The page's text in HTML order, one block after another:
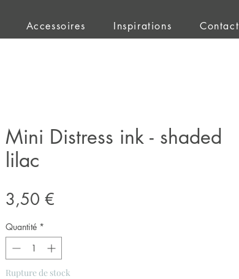
Accessoires Inspirations Contact
Mini Distress ink - shaded
lilac
3,50 €
Quantité *
Rupture de stock